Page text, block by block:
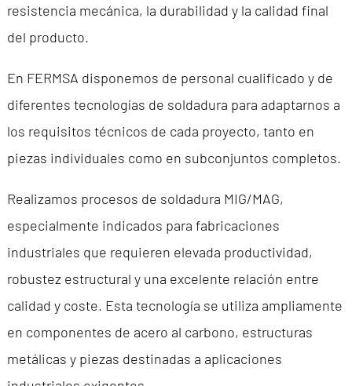
resistencia mecánica, la durabilidad y la calidad final
del producto.
En FERMSA disponemos de personal cualificado y de
diferentes tecnologías de soldadura para adaptarnos a
los requisitos técnicos de cada proyecto, tanto en
piezas individuales como en subconjuntos completos.
Realizamos procesos de soldadura MIG/MAG,
especialmente indicados para fabricaciones
industriales que requieren elevada productividad,
robustez estructural y una excelente relación entre
calidad y coste. Esta tecnología se utiliza ampliamente
en componentes de acero al carbono, estructuras
metálicas y piezas destinadas a aplicaciones